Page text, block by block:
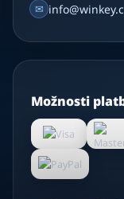
✉
Možnosti